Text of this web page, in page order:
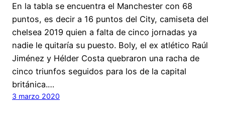
En la tabla se encuentra el Manchester con 68
puntos, es decir a 16 puntos del City, camiseta del
chelsea 2019 quien a falta de cinco jornadas ya
nadie le quitaría su puesto. Boly, el ex atlético Raúl
Jiménez y Hélder Costa quebraron una racha de
cinco triunfos seguidos para los de la capital
británica.…
3 marzo 2020